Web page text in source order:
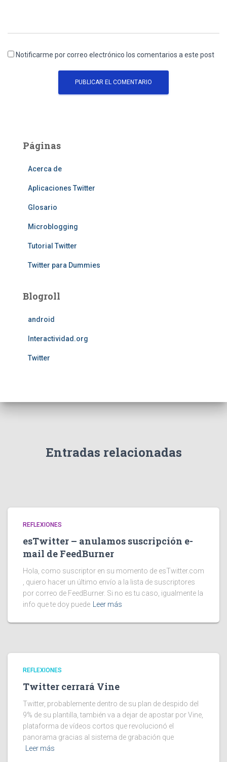
Notificarme por correo electrónico los comentarios a este post
Páginas
Acerca de
Aplicaciones Twitter
Glosario
Microblogging
Tutorial Twitter
Twitter para Dummies
Blogroll
android
Interactividad.org
Twitter
Entradas relacionadas
REFLEXIONES
esTwitter – anulamos suscripción e-
mail de FeedBurner
Hola, como suscriptor en su momento de esTwitter.com
, quiero hacer un último envío a la lista de suscriptores
por correo de FeedBurner. Si no es tu caso, igualmente la
info que te doy puede
Leer más
REFLEXIONES
Twitter cerrará Vine
Twitter, probablemente dentro de su plan de despido del
9% de su plantilla, también va a dejar de apostar por Vine,
plataforma de vídeos cortos que revolucionó el
panorama gracias al sistema de grabación que
Leer más